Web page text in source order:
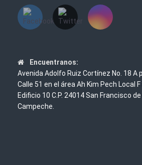
Encuentranos:
Avenida Adolfo Ruiz Cortínez No. 18 A
Calle 51 en el área Ah Kim Pech Local
Edificio 10 C.P. 24014 San Francisco
Campeche.